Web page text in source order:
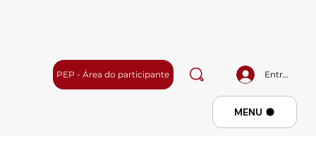
Entrar
PEP - Área do participante
Menu
MENU